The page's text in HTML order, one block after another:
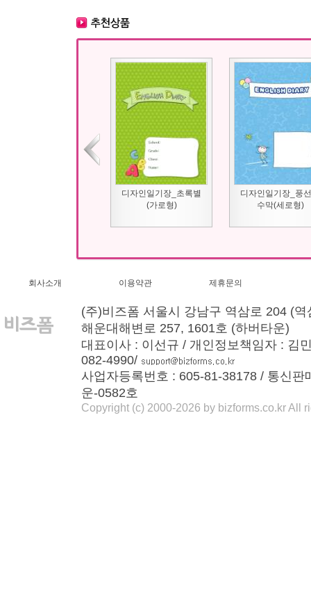
디자인일기장_초록별
(가로형)
디자인일기장_풍
수막(세로형)
회사소개 이용약관 제휴문의
(주)비즈폼 서울시 강남구 역삼로 204 (
해운대해변로 257, 1601호 (하버타운)
대표이사 : 이선규 / 개인정보책임자 : 김
082-4990/
사업자등록번호 : 605-81-38178 / 통신
운-0582호
Copyright (c) 2000-2026 by bizforms.co.kr All